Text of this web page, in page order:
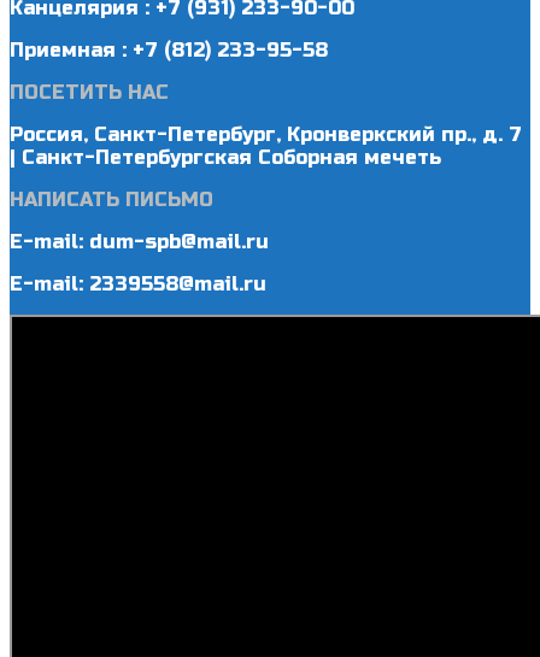
Канцелярия : +7 (931) 233-90-00
Приемная : +7 (812) 233-95-58
ПОСЕТИТЬ НАС
Россия, Санкт-Петербург, Кронверкский пр., д. 7
| Санкт-Петербургская Соборная мечеть
НАПИСАТЬ ПИСЬМО
E-mail: dum-spb@mail.ru
E-mail: 2339558@mail.ru